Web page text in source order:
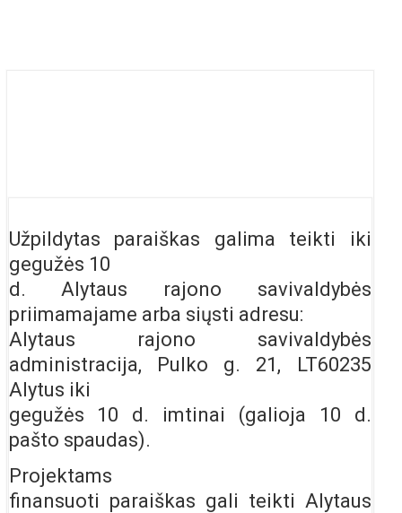
Užpildytas paraiškas galima teikti iki
gegužės 10
d. Alytaus rajono savivaldybės
priimamajame arba siųsti adresu:
Alytaus rajono savivaldybės
administracija, Pulko g. 21, LT60235
Alytus iki
gegužės 10 d. imtinai (galioja 10 d.
pašto spaudas).
Projektams
finansuoti paraiškas gali teikti Alytaus